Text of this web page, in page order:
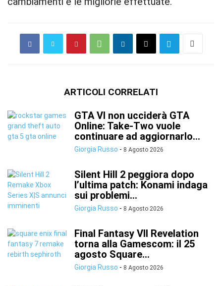
ARTICOLI CORRELATI
GTA VI non ucciderà GTA
Online: Take-Two vuole
continuare ad aggiornarlo...
Giorgia Russo - 8 Agosto 2026
Silent Hill 2 peggiora dopo
l’ultima patch: Konami indaga
sui problemi...
Giorgia Russo - 8 Agosto 2026
Final Fantasy VII Revelation
torna alla Gamescom: il 25
agosto Square...
Giorgia Russo - 8 Agosto 2026